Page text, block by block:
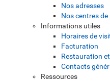
Nos adresses
Nos centres
Informations utiles
Horaires de
Facturation
Restauration
Contacts
Ressources